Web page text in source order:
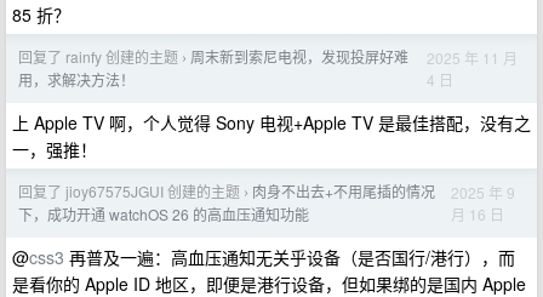
85 折？
回复了 rainfy 创建的主题 › 周末新到索尼电视，发现投屏好难
用，求解决方法！
2025 年 11 月
4 日
上 Apple TV 啊，个人觉得 Sony 电视+Apple TV 是最佳搭配，没有之
一，强推！
回复了 jioy67575JGUI 创建的主题 › 肉身不出去+不用尾插的情况
下，成功开通 watchOS 26 的高血压通知功能
2025 年 9
月 16 日
@css3 再普及一遍：高血压通知无关乎设备（是否国行/港行），而
是看你的 Apple ID 地区，即便是港行设备，但如果绑的是国内 Apple